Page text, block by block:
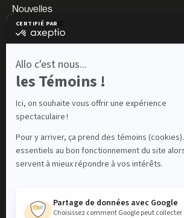
Nouvelles
Carrières
Impact
À propos
Contact
Nous contacter
Facebook